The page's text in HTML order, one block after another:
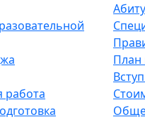
работа
План